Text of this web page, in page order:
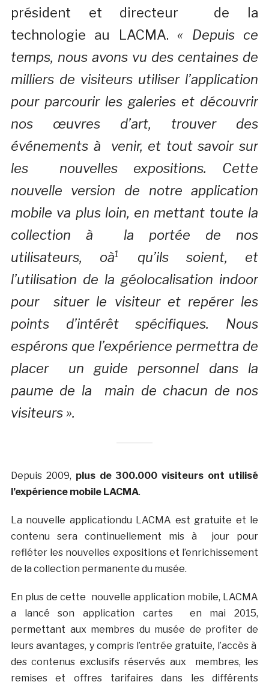
président et directeur de la
technologie au LACMA. « Depuis ce
temps, nous avons vu des centaines de
milliers de visiteurs utiliser l’application
pour parcourir les galeries et découvrir
nos œuvres d’art, trouver des
événements à venir, et tout savoir sur
les nouvelles expositions. Cette
nouvelle version de notre application
mobile va plus loin, en mettant toute la
collection à la portée de nos
utilisateurs, oà¹ qu’ils soient, et
l’utilisation de la géolocalisation indoor
pour situer le visiteur et repérer les
points d’intérêt spécifiques. Nous
espérons que l’expérience permettra de
placer un guide personnel dans la
paume de la main de chacun de nos
visiteurs ».
Depuis 2009, plus de 300.000 visiteurs ont utilisé
l’expérience mobile LACMA.
La nouvelle applicationdu LACMA est gratuite et le
contenu sera continuellement mis à jour pour
refléter les nouvelles expositions et l’enrichissement
de la collection permanente du musée.
En plus de cette nouvelle application mobile, LACMA
a lancé son application cartes en mai 2015,
permettant aux membres du musée de profiter de
leurs avantages, y compris l’entrée gratuite, l’accès à
des contenus exclusifs réservés aux membres, les
remises et offres tarifaires dans les différents